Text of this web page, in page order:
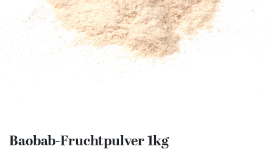
Baobab-Fruchtpulver 1kg